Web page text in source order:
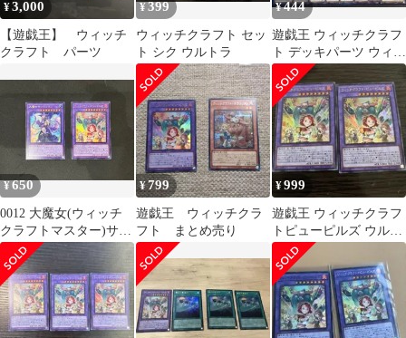
¥3,000
【遊戯王】 ウィッチ
クラフト パーツ
¥399
ウィッチクラフト セッ
ト シク ウルトラ
¥444
遊戯王 ウィッチクラフ
ト デッキパーツ ウィッ
チクラフトピューピル
ズ ウルトラ
¥650
0012 大魔女(ウィッチ
クラフトマスター)サン
ドリヨン RV01-JP025
ウルトラ ウィッチク
ラフト・ピューピルズ
RV01-JP026 ウルトラ 2
枚セット
¥799
遊戯王 ウィッチクラ
フト まとめ売り
¥999
遊戯王 ウィッチクラフ
トピューピルズ ウルト
ラ 2枚